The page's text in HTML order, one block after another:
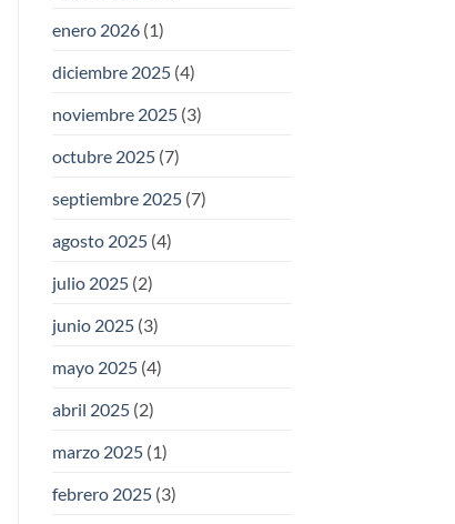
enero 2026(1)
diciembre 2025(4)
noviembre 2025(3)
octubre 2025(7)
septiembre 2025(7)
agosto 2025(4)
julio 2025(2)
junio 2025(3)
mayo 2025(4)
abril 2025(2)
marzo 2025(1)
febrero 2025(3)